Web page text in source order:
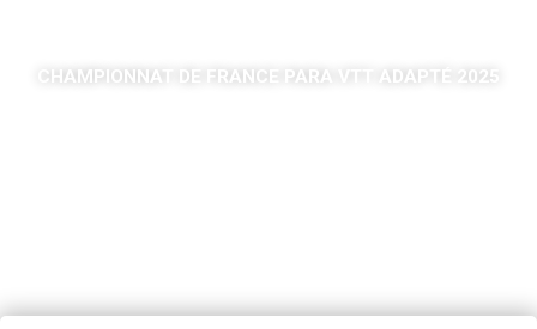
CHAMPIONNAT DE FRANCE PARA VTT ADAPTÉ 2025